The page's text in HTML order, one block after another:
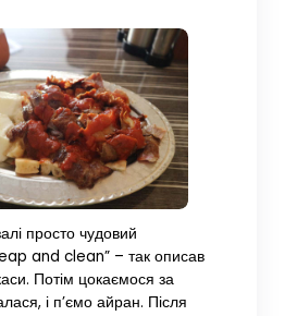
просто чудовий
and clean” – так описав
Потім цокаємося за
і п’ємо айран. Після